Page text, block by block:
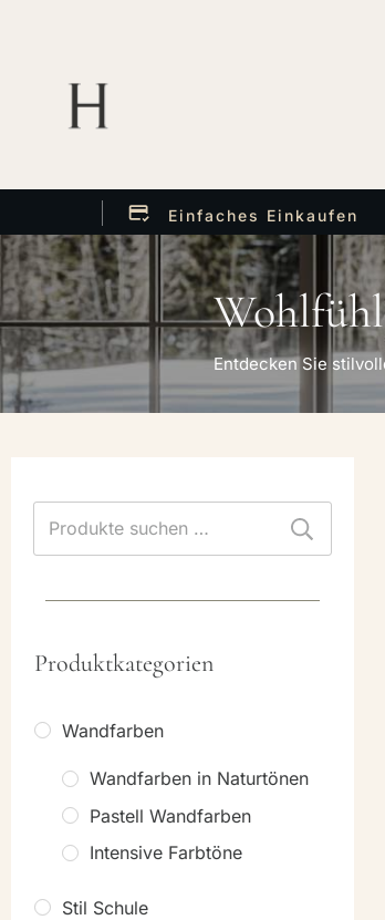
Einfaches Einkaufen
Entdecken Sie
nach:
Produktkategorien
Wandfarben
Wandfarben in Naturtönen
Pastell Wandfarben
Intensive Farbtöne
Stil Schule